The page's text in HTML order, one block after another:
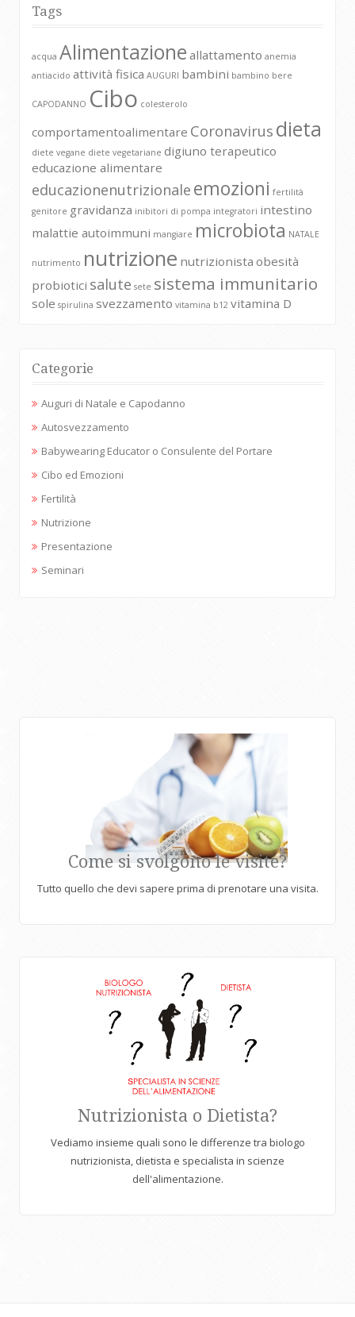
Tags
acqua Alimentazione allattamento anemia
antiacido attività fisica AUGURI bambini bambino bere
CAPODANNO Cibo colesterolo
comportamentoalimentare Coronavirus dieta
diete vegane diete vegetariane digiuno terapeutico
educazione alimentare
educazionenutrizionale emozioni fertilità
genitore gravidanza inibitori di pompa integratori intestino
malattie autoimmuni mangiare microbiota NATALE
nutrimento nutrizione nutrizionista obesità
probiotici salute sete sistema immunitario
sole spirulina svezzamento vitamina b12 vitamina D
Categorie
Auguri di Natale e Capodanno
Autosvezzamento
Babywearing Educator o Consulente del Portare
Cibo ed Emozioni
Fertilità
Nutrizione
Presentazione
Seminari
Come si svolgono le visite?
Tutto quello che devi sapere prima di prenotare una visita.
Nutrizionista o Dietista?
Vediamo insieme quali sono le differenze tra biologo
nutrizionista, dietista e specialista in scienze
dell'alimentazione.